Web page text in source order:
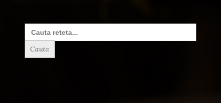
Search
for: